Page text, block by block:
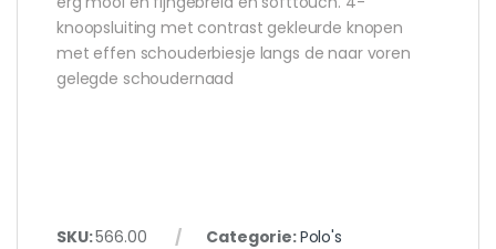
knoopsluiting met contrast gekleurde knopen
met effen schouderbiesje langs de naar voren
gelegde schoudernaad
SKU:566.00 Categorie:Polo's